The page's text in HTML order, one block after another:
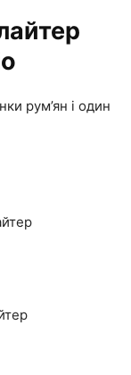
рум’ян і один